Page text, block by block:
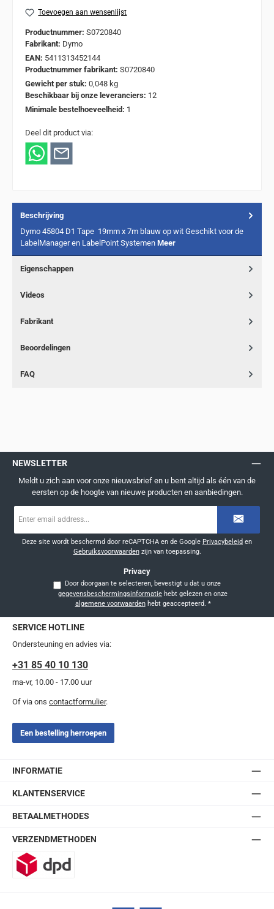
Toevoegen aan wensenlijst
Productnummer: S0720840
Fabrikant: Dymo
EAN: 5411313452144
Productnummer fabrikant: S0720840
Gewicht per stuk: 0,048 kg
Beschikbaar bij onze leveranciers: 12
Minimale bestelhoeveelheid: 1
Deel dit product via:
Beschrijving
Dymo 45804 D1 Tape 19mm x 7m blauw op wit Geschikt voor de
LabelManager en LabelPoint Systemen Meer
Eigenschappen
Videos
Fabrikant
Beoordelingen
FAQ
NEWSLETTER
Meldt u zich aan voor onze nieuwsbrief en u bent altijd als één van de
eersten op de hoogte van nieuwe producten en aanbiedingen.
mailadres
Deze site wordt beschermd door reCAPTCHA en de Google Privacybeleid en
Gebruiksvoorwaardenzijn van toepassing.
Privacy
Door doorgaan te selecteren, bevestigt u dat u onze
gegevensbeschermingsinformatie
algemene voorwaardenhebt geaccepteerd. *
SERVICE HOTLINE
Ondersteuning en advies via:
+31 85 40 10 130
ma-vr, 10.00 - 17.00 uur
Of via ons contactformulier.
Een bestelling herroepen
INFORMATIE
KLANTENSERVICE
BETAALMETHODES
VERZENDMETHODEN